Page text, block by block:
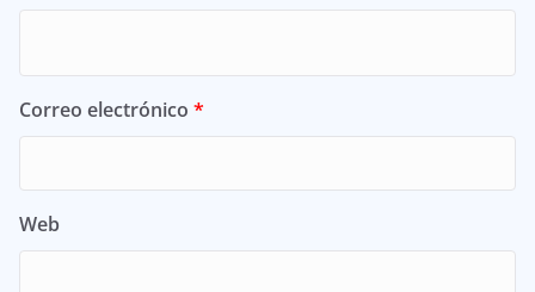
Correo electrónico *
Web